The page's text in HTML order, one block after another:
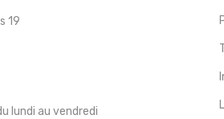
19
lundi au vendredi